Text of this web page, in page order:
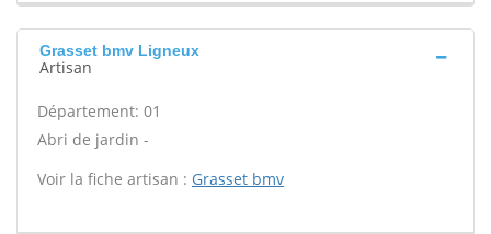
Grasset bmv Ligneux
Artisan
Département: 01
Abri de jardin -
Voir la fiche artisan : Grasset bmv